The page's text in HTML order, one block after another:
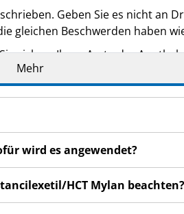
Geben Sie es nicht an
gleichen Beschwerden haben
sich an Ihren Arzt oder
angegeben sind. Siehe
Mehr
wird es angewendet?
HCT Mylan beachten?